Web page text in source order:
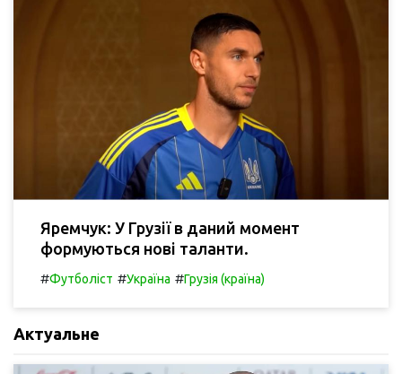
Яремчук: У Грузії в даний момент
формуються нові таланти.
#Футболіст #Україна #Грузія (країна)
Актуальне